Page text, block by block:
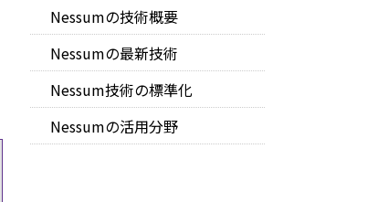
Nessumの技術概要
Nessumの最新技術
Nessum技術の標準化
Nessumの活用分野